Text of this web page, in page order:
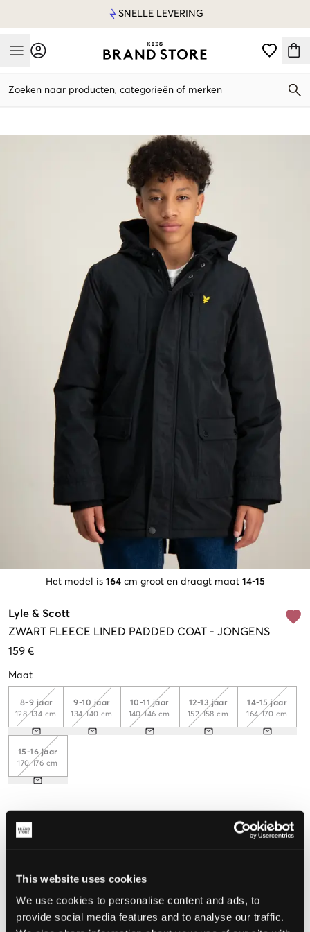
This website uses cookies
We use cookies to personalise content and ads, to
provide social media features and to analyse our traffic.
SNELLE LEVERING
Mobile Menu
Zoeken naar producten, categorieën of merken
Het model is 164 cm groot en draagt maat 14-15
Lyle & Scott
ZWART FLEECE LINED PADDED COAT - JONGENS
159 €
Maat
8-9 jaar
128-134 cm
9-10 jaar
134-140 cm
10-11 jaar
140-146 cm
12-13 jaar
152-158 cm
14-15 jaar
164-170 cm
15-16 jaar
170-176 cm
MAATTABEL
KIES EEN MAAT